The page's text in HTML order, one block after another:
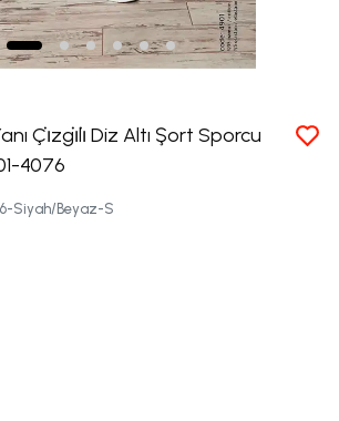
Çi̇zgi̇li̇ Diz Altı Şort Sporcu
4076
Siyah/Beyaz-S